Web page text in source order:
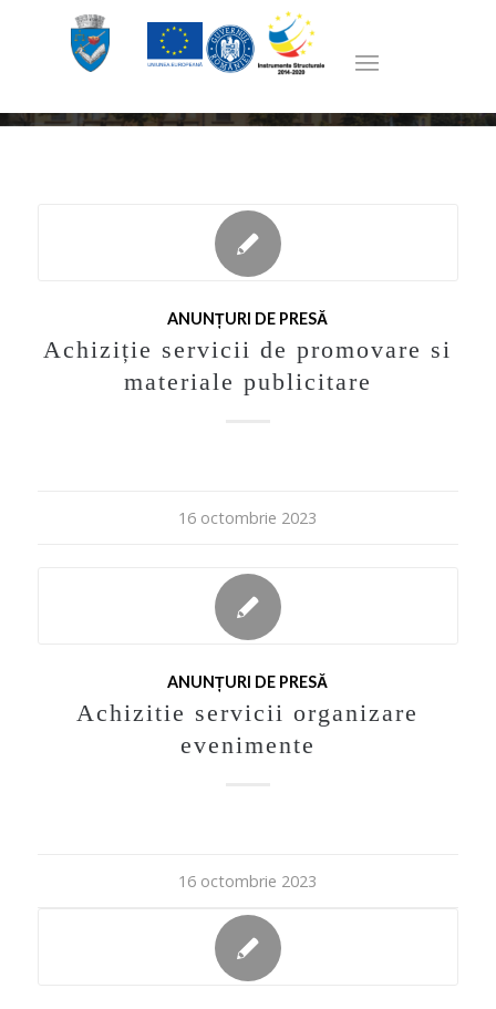
ANUNȚURI DE PRESĂ
Achiziție servicii de promovare si
materiale publicitare
16 octombrie 2023
ANUNȚURI DE PRESĂ
Achizitie servicii organizare
evenimente
16 octombrie 2023